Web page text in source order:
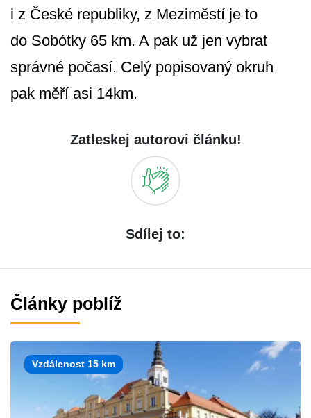
i z České republiky, z Meziměstí je to
do Sobótky 65 km. A pak už jen vybrat
správné počasí. Celý popisovaný okruh
pak měří asi 14km.
Zatleskej autorovi článku!
Sdílej to:
Články poblíž
Vzdálenost 15 km